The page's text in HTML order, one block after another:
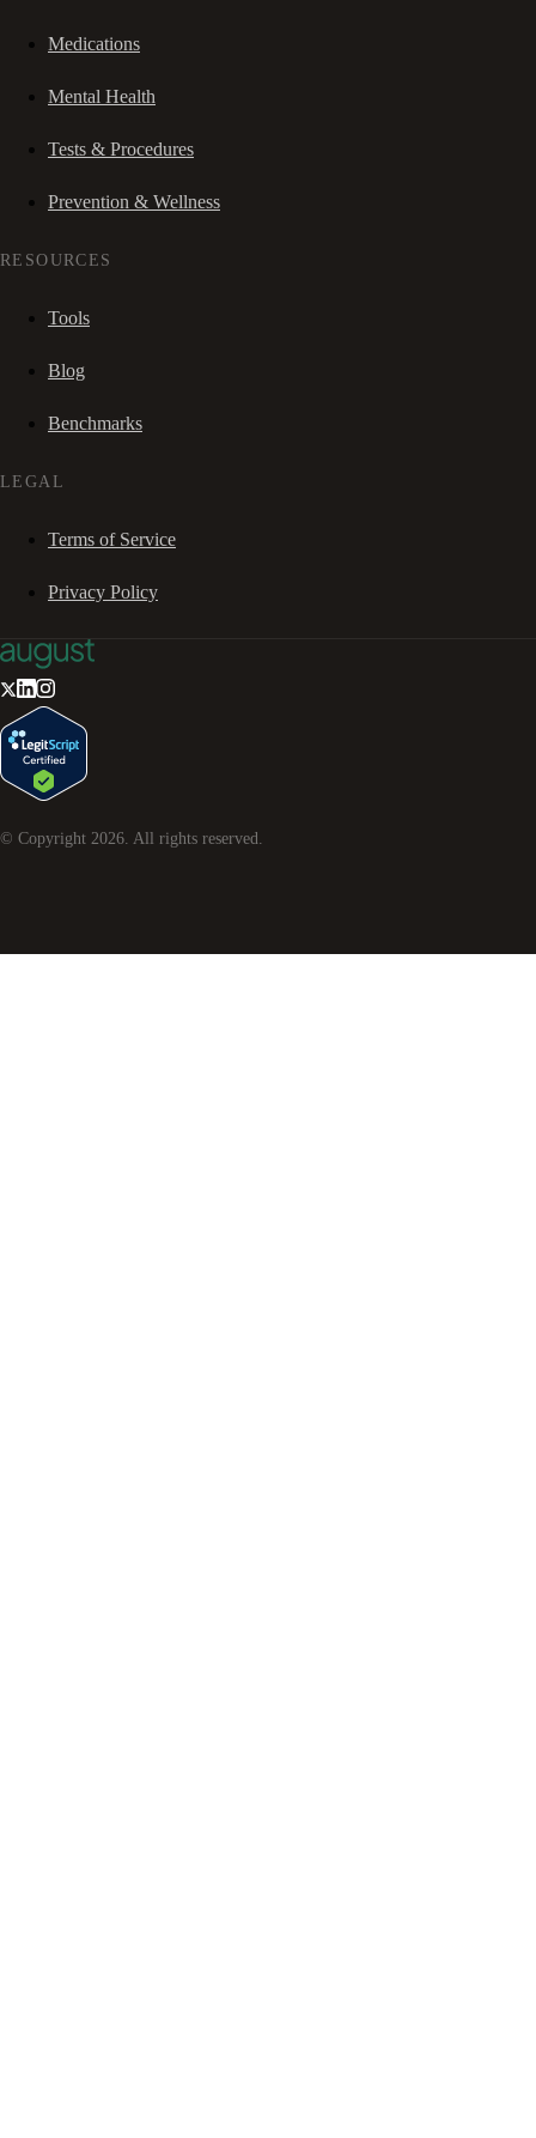
Medications
Mental Health
Tests & Procedures
Prevention & Wellness
RESOURCES
Tools
Blog
Benchmarks
LEGAL
Terms of Service
Privacy Policy
© Copyright 2026 . All rights reserved.